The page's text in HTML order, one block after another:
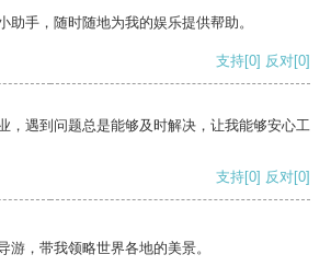
助手，随时随地为我的娱乐提供帮助。
支持[0] 反对[0]
，遇到问题总是能够及时解决，让我能够安心工
支持[0] 反对[0]
游，带我领略世界各地的美景。